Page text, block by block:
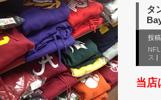
タ
投
ス |
当店